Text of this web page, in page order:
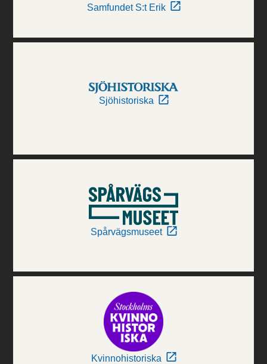
Samfundet S:t Erik
Sjöhistoriska
Spårvägsmuseet
Kvinnohistoriska